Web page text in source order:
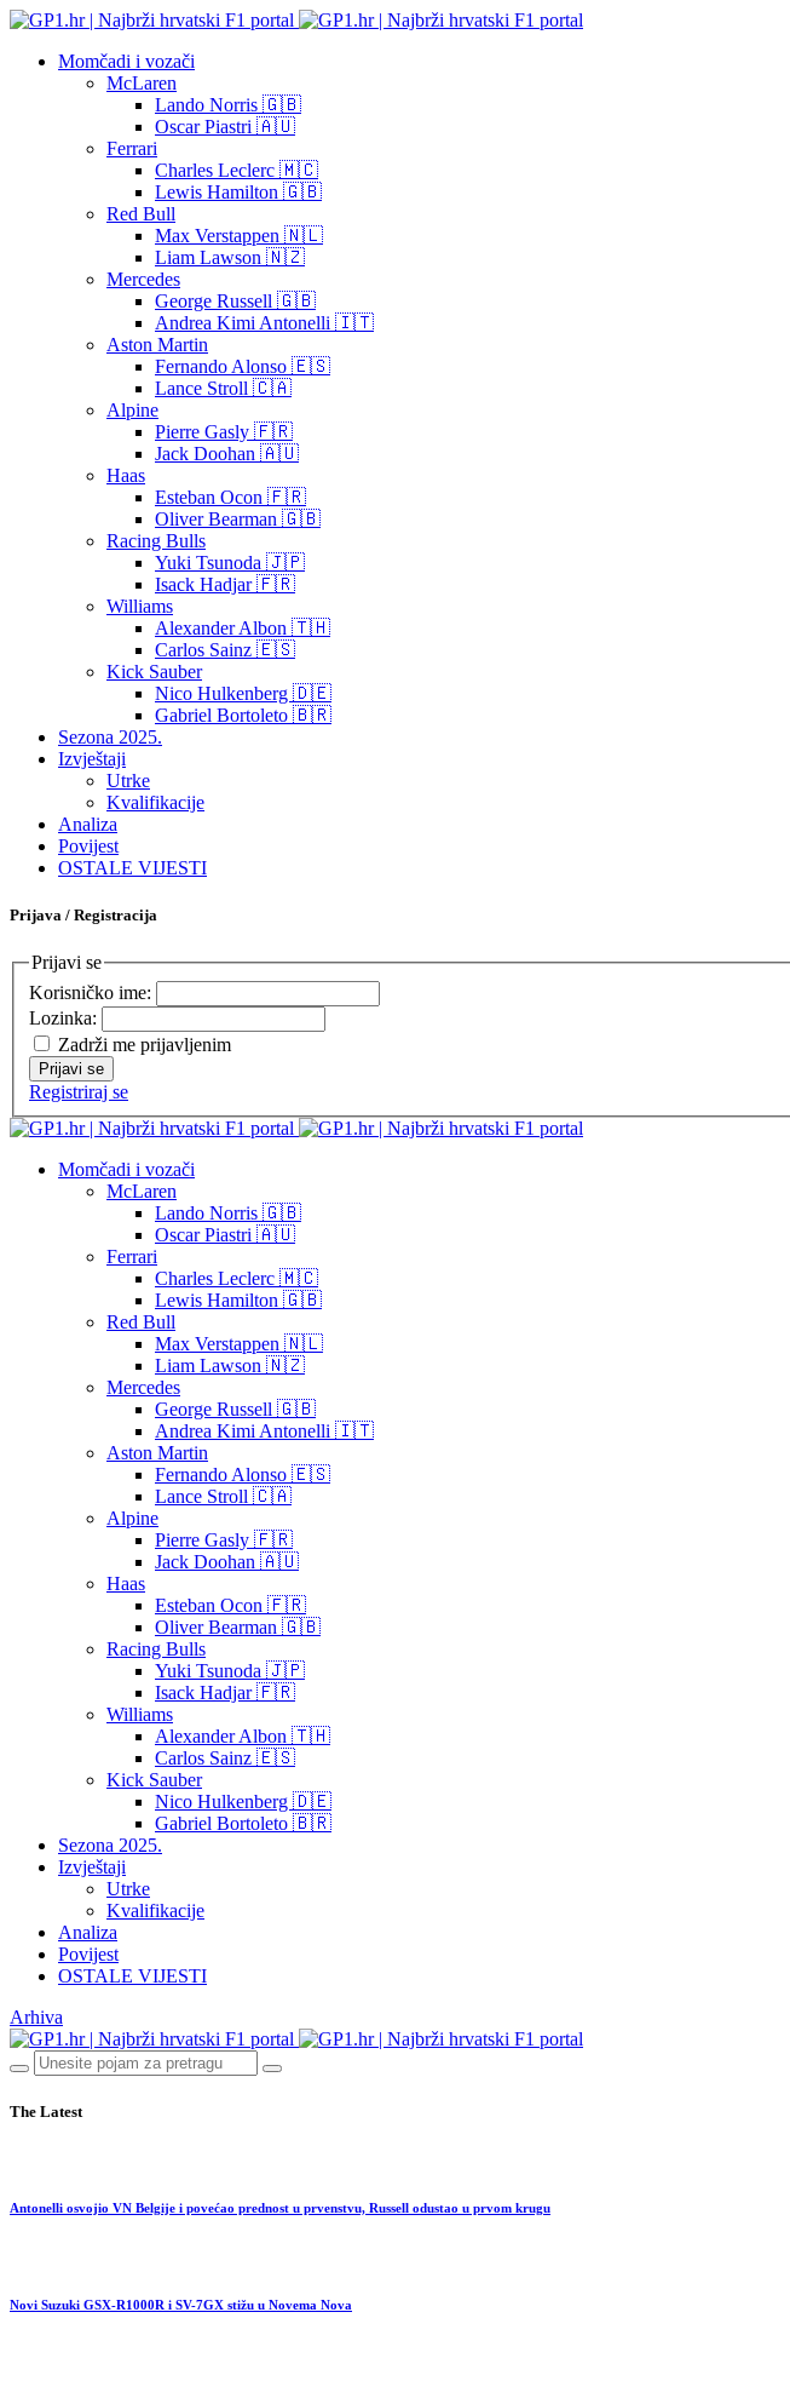
Momčadi i vozači
McLaren
Lando Norris 🇬🇧
Oscar Piastri 🇦🇺
Ferrari
Charles Leclerc 🇲🇨
Lewis Hamilton 🇬🇧
Red Bull
Max Verstappen 🇳🇱
Liam Lawson 🇳🇿
Mercedes
George Russell 🇬🇧
Andrea Kimi Antonelli 🇮🇹
Aston Martin
Fernando Alonso 🇪🇸
Lance Stroll 🇨🇦
Alpine
Pierre Gasly 🇫🇷
Jack Doohan 🇦🇺
Haas
Esteban Ocon 🇫🇷
Oliver Bearman 🇬🇧
Racing Bulls
Yuki Tsunoda 🇯🇵
Isack Hadjar 🇫🇷
Williams
Alexander Albon 🇹🇭
Carlos Sainz 🇪🇸
Kick Sauber
Nico Hulkenberg 🇩🇪
Gabriel Bortoleto 🇧🇷
Sezona 2025.
Izvještaji
Utrke
Kvalifikacije
Analiza
Povijest
OSTALE VIJESTI
Prijava / Registracija
Prijavi se
Korisničko ime:
Lozinka:
Zadrži me prijavljenim
Prijavi se
Registriraj se
Momčadi i vozači
McLaren
Lando Norris 🇬🇧
Oscar Piastri 🇦🇺
Ferrari
Charles Leclerc 🇲🇨
Lewis Hamilton 🇬🇧
Red Bull
Max Verstappen 🇳🇱
Liam Lawson 🇳🇿
Mercedes
George Russell 🇬🇧
Andrea Kimi Antonelli 🇮🇹
Aston Martin
Fernando Alonso 🇪🇸
Lance Stroll 🇨🇦
Alpine
Pierre Gasly 🇫🇷
Jack Doohan 🇦🇺
Haas
Esteban Ocon 🇫🇷
Oliver Bearman 🇬🇧
Racing Bulls
Yuki Tsunoda 🇯🇵
Isack Hadjar 🇫🇷
Williams
Alexander Albon 🇹🇭
Carlos Sainz 🇪🇸
Kick Sauber
Nico Hulkenberg 🇩🇪
Gabriel Bortoleto 🇧🇷
Sezona 2025.
Izvještaji
Utrke
Kvalifikacije
Analiza
Povijest
OSTALE VIJESTI
Arhiva
The Latest
Antonelli osvojio VN Belgije i povećao prednost u prvenstvu, Russell odustao u prvom krugu
Novi Suzuki GSX-R1000R i SV-7GX stižu u Novema Nova